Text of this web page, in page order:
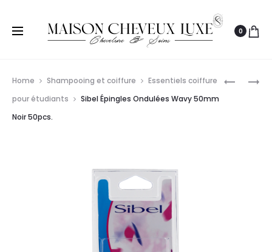
0
Home Shampooing et coiffure
Essentiels coiffure
pour étudiants
Sibel Épingles Ondulées Wavy 50mm
Noir 50pcs.